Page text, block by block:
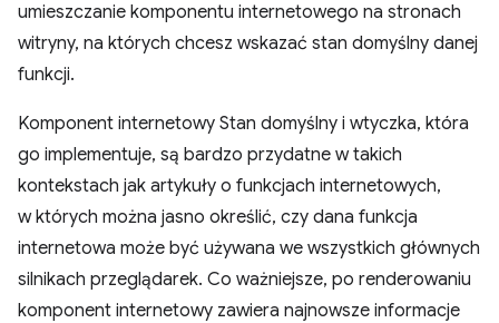
umieszczanie komponentu internetowego na stronach
witryny, na których chcesz wskazać stan domyślny danej
funkcji.
Komponent internetowy Stan domyślny i wtyczka, która
go implementuje, są bardzo przydatne w takich
kontekstach jak artykuły o funkcjach internetowych,
w których można jasno określić, czy dana funkcja
internetowa może być używana we wszystkich głównych
silnikach przeglądarek. Co ważniejsze, po renderowaniu
komponent internetowy zawiera najnowsze informacje